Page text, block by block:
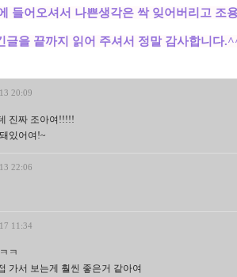
들어오셔서 나쁜생각은 싹 잊어버리고 조
글을 끝까지 읽어 주셔서 정말 감사합니다
20:09
진짜 조아여!!!!!
있어여!~
22:06
11:34
ㅋ
가서 보는게 훨씬 좋은거 같아여